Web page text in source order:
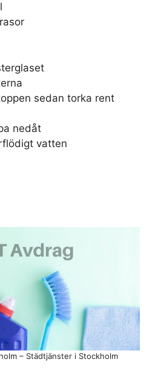
sedan torka rent
nedåt
vatten
– Städtjänster i Stockholm